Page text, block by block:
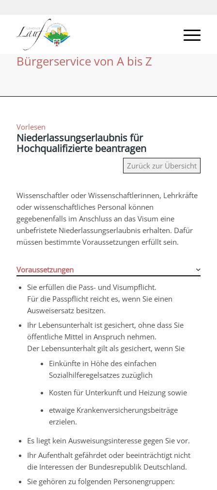
Bürgerservice von A bis Z
Vorlesen
Niederlassungserlaubnis für
Hochqualifizierte beantragen
Zurück zur Übersicht
Wissenschaftler oder Wissenschaftlerinnen, Lehrkräfte
oder wissenschaftliches Personal können
gegebenenfalls im Anschluss an das Visum eine
unbefristete Niederlassungserlaubnis erhalten. Dafür
müssen bestimmte Voraussetzungen erfüllt sein.
Voraussetzungen
Sie erfüllen die Pass- und Visumpflicht.
Für die Passpflicht reicht es, wenn Sie einen
Ausweisersatz besitzen.
Ihr Lebensunterhalt ist gesichert, ohne dass Sie
öffentliche Mittel in Anspruch nehmen.
Der Lebensunterhalt gilt als gesichert, wenn Sie
Einkünfte in Höhe des einfachen
Sozialhilferegelsatzes zuzüglich
Kosten für Unterkunft und Heizung sowie
etwaige Krankenversicherungsbeiträge
erzielen.
Es liegt kein Ausweisungsinteresse gegen Sie vor.
Ihr Aufenthalt gefährdet oder beeinträchtigt nicht
die Interessen der Bundesrepublik Deutschland.
Sie gehören zu folgenden Personengruppen: